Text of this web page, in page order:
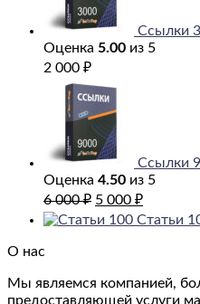
Ссылки
Оценка 5.00 из 5
2 000 ₽
Ссылки
Оценка 4.50 из 5
6 000₽ Первоначальная
цена
составляла
5 000 ₽Текущая
цена:
5
Статьи
О нас
Мы являемся компанией,
предоставляющей услуги